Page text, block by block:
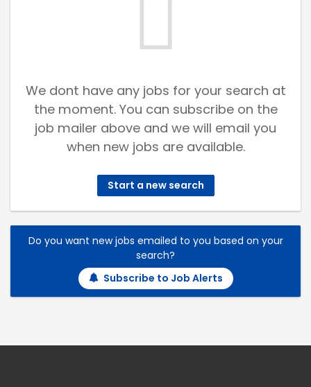
We dont have any jobs for your search at
the moment. You can subscribe on the
job mailer above and we will email you
when new jobs are available.
Start a new search
Do you want new jobs emailed to you based on your
search?
Subscribe to Job Alerts